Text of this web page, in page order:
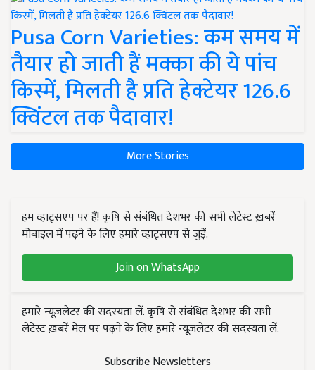
Pusa Corn Varieties: कम समय में
तैयार हो जाती हैं मक्का की ये पांच
किस्में, मिलती है प्रति हेक्टेयर 126.6
क्विंटल तक पैदावार!
More Stories
हम व्हाट्सएप पर हैं! कृषि से संबंधित देशभर की सभी लेटेस्ट ख़बरें
मोबाइल में पढ़ने के लिए हमारे व्हाट्सएप से जुड़ें.
Join on WhatsApp
हमारे न्यूज़लेटर की सदस्यता लें. कृषि से संबंधित देशभर की सभी
लेटेस्ट ख़बरें मेल पर पढ़ने के लिए हमारे न्यूज़लेटर की सदस्यता लें.
Subscribe Newsletters